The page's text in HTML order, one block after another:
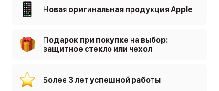
Новая оригинальная продукция Apple
Подарок при покупке на выбор:
защитное стекло или чехол
Более 3 лет успешной работы